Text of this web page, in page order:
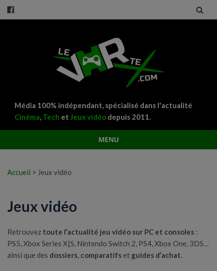
Média 100% indépendant, spécialisé dans l'actualité
Cinéma, Tech et Jeux vidéo depuis 2011.
MENU
Accueil > Jeux vidéo
Jeux vidéo
Retrouvez toute l’actualité jeu vidéo sur PC et consoles :
PS5, Xbox Series X|S, Nintendo Switch 2, PS4, Xbox One, 3DS…
ainsi que des dossiers, comparatifs et guides d’achat.